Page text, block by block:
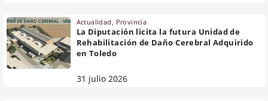
Actualidad, Provincia
La Diputación licita la futura Unidad de
Rehabilitación de Daño Cerebral Adquirido
en Toledo
31 julio 2026